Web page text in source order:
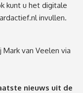
kunt u het digitale
invullen.
van Veelen via
nieuws uit de